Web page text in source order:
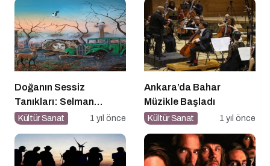
Doğanın Sessiz
Tanıkları: Selman
Uzun’un Sanat Yolculuğu
Kültür Sanat 1 yıl önce
Ankara’da Bahar
Müzikle Başladı
Kültür Sanat 1 yıl önce